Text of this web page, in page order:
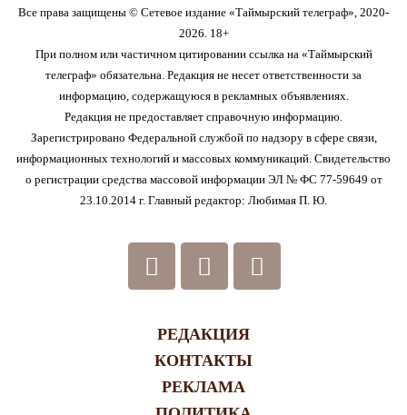
Все права защищены © Сетевое издание «Таймырский телеграф», 2020-
2026. 18+
При полном или частичном цитировании ссылка на «Таймырский
телеграф» обязательна. Редакция не несет ответственности за
информацию, содержащуюся в рекламных объявлениях.
Редакция не предоставляет справочную информацию.
Зарегистрировано Федеральной службой по надзору в сфере связи,
информационных технологий и массовых коммуникаций. Свидетельство
о регистрации средства массовой информации ЭЛ № ФС 77-59649 от
23.10.2014 г. Главный редактор: Любимая П. Ю.
РЕДАКЦИЯ
КОНТАКТЫ
РЕКЛАМА